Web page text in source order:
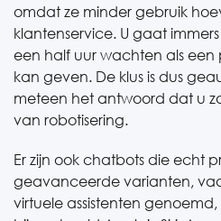
omdat ze minder gebruik
klantenservice. U gaat
een half uur wachten als
kan geven. De klus is dus
meteen het antwoord dat u
van robotisering.
Er zijn ook chatbots die echt
geavanceerde varianten,
virtuele assistenten genoemd,